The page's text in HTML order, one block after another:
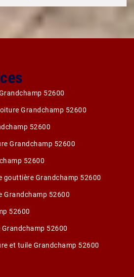
52600
Grandchamp 52600
52600
Grandchamp 52600
52600
gouttière Grandchamp 52600
Grandchamp 52600
52600
52600
et tuile Grandchamp 52600